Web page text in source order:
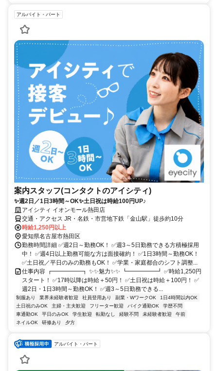
アルバイト・パート
案内スタッフ(コンタクトのアイシティ)
✨週2日／1日3時間～OK✨土日祝は時給100円UP♪
アイシティ イオンモール熱田店
交通・アクセス JR・名鉄・市営地下鉄「金山駅」徒歩約10分
時給1,250円以上
愛知県名古屋市熱田区
勤務時間詳細 ✅週2日～勤務OK！ ✅週3～5日勤務できる方積極採用
中！ ✅週4日以上勤務可能な方は面接確約！ ✅1日3時間～勤務OK！
✅土日祝／平日のみの勤務もOK！ ✅学業・家庭都合のシフト調整...
仕事内容 ┏━━━━━┓ ✨✨魅力✨✨ ┗━━━━━┛ ✅時給1,250円
スタート！ ✅17時以降は時給＋50円！ ✅土日祝は時給＋100円！ ✅
週2日・1日3時間～勤務OK！ ✅週3～5日勤務できる...
制服あり 業界未経験者歓迎 社員登用あり 副業・WワークOK
1日4時間以内OK
土日祝のみOK
主婦・主夫歓迎 フリーター歓迎 バイク通勤OK
学歴不問
車通勤OK
平日のみOK 学生歓迎 転勤なし 経験不問 未経験者歓迎
午前
ネイルOK
研修あり 夕方
アルバイト・パート